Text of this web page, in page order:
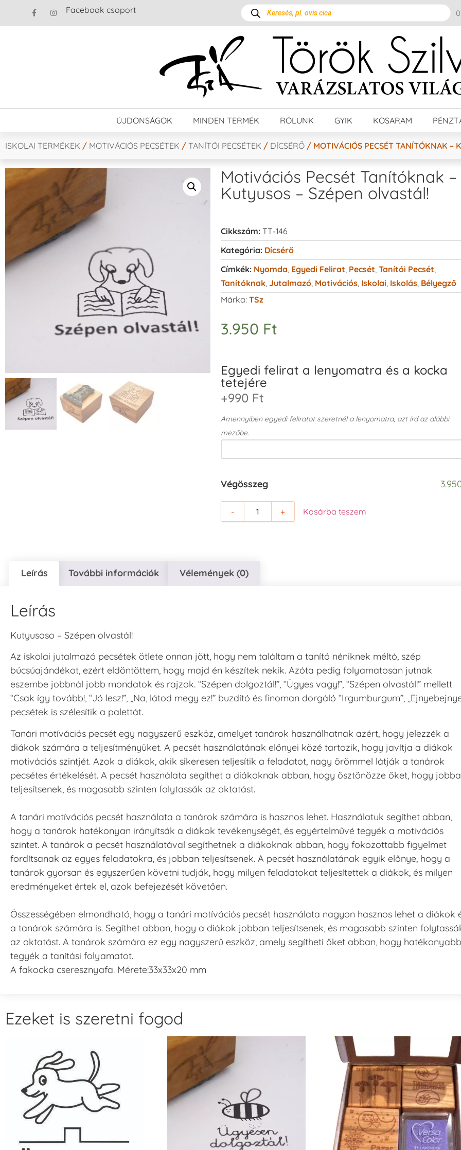
Facebook csoport
ÚJDONSÁGOK MINDEN TERMÉK RÓLUNK GYIK KOSARAM
ISKOLAI TERMÉKEK / MOTIVÁCIÓS PECSÉTEK / TANÍTÓI PECSÉTEK / DÍCSÉRŐ / MOTIVÁCIÓS PECSÉT TANÍTÓKNAK –
Motivációs Pecsét Tanítóknak –
Kutyusos – Szépen olvastál!
Cikkszám: TT-146
Kategória: Dícsérő
Címkék: Nyomda Egyedi Felirat Pecsét Tanítói Pecsét
Tanítóknak, Jutalmazó, Motivációs, Iskolai Iskolás, Bélyegző
Márka: TSz
3.950 Ft
Egyedi felirat a lenyomatra és a kocka
tetejére
+990 Ft
Amennyiben egyedi feliratot szeretnél a lenyomatra, azt írd az alábbi
mezőbe.
Végösszeg
- + Kosárba teszem
Leírás További információk Vélemények (0)
Leírás
Kutyusoso – Szépen olvastál!
Az iskolai jutalmazó pecsétek ötlete onnan jött, hogy nem találtam a tanító néniknek méltó, szép
búcsúajándékot, ezért eldöntöttem, hogy majd én készítek nekik. Azóta pedig folyamatosan jutnak
eszembe jobbnál jobb mondatok és rajzok. “Szépen dolgoztál!”, “Ügyes vagy!”, “Szépen olvastál!” mellett
“Csak így tovább!, “Jó lesz!”, „Na, látod megy ez!” buzdító és finoman dorgáló “Irgumburgum”,
pecsétek is szélesítik a palettát.
Tanári motívációs pecsét egy nagyszerű eszköz, amelyet tanárok használhatnak azért, hogy jelezzék a
diákok számára a teljesítményüket. A pecsét használatának előnyei közé tartozik, hogy javítja a diákok
motivációs szintjét. Azok a diákok, akik sikeresen teljesítik a feladatot, nagy örömmel látják a tanárok
pecsétes értékelését. A pecsét használata segíthet a diákoknak abban, hogy ösztönözze őket, hogy
teljesítsenek, és magasabb szinten folytassák az oktatást.
A tanári motívációs pecsét használata a tanárok számára is hasznos lehet. Használatuk segíthet abban,
hogy a tanárok hatékonyan irányítsák a diákok tevékenységét, és egyértelművé tegyék a motivációs
szintet. A tanárok a pecsét használatával segíthetnek a diákoknak abban, hogy fokozottabb figyelmet
fordítsanak az egyes feladatokra, és jobban teljesítsenek. A pecsét használatának egyik előnye, hogy a
tanárok gyorsan és egyszerűen követni tudják, hogy milyen feladatokat teljesítettek a diákok, és milyen
eredményeket értek el, azok befejezését követően.
Összességében elmondható, hogy a tanári motívációs pecsét használata nagyon hasznos lehet a diákok
a tanárok számára is. Segíthet abban, hogy a diákok jobban teljesítsenek, és magasabb szinten
az oktatást. A tanárok számára ez egy nagyszerű eszköz, amely segítheti őket abban, hogy
tegyék a tanítási folyamatot.
A fakocka cseresznyafa. Mérete:33x33x20 mm
Ezeket is szeretni fogod